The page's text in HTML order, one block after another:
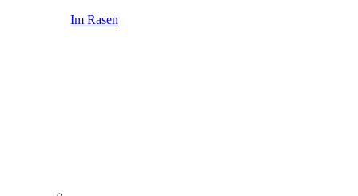
Im Rasen